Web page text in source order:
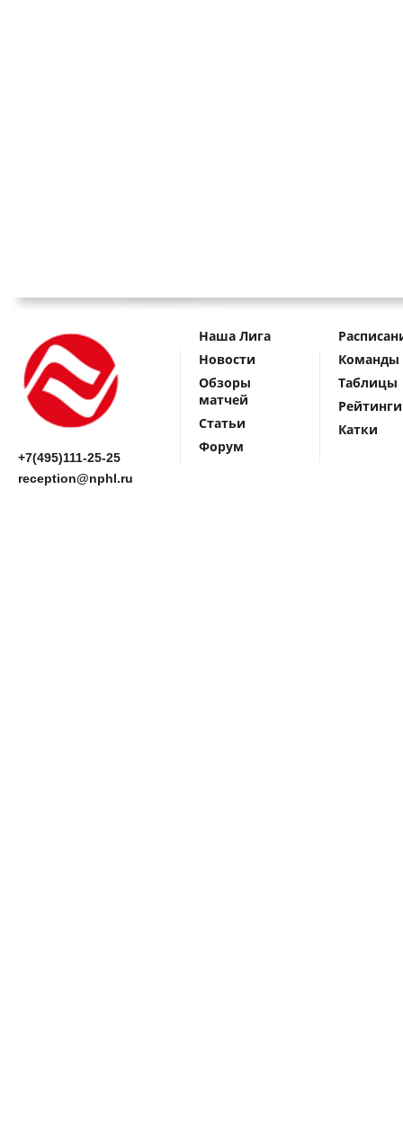
+7(495)111-25-25
reception@nphl.ru
Наша Лига
Новости
Обзоры
матчей
Статьи
Форум
Команды
Таблицы
Рейтинги
Катки